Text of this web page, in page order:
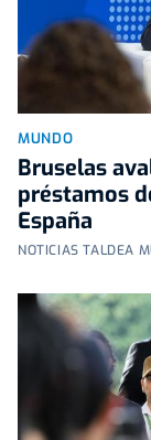
MUNDO
Bruselas
préstamos
España
NOTICIAS TALDEA